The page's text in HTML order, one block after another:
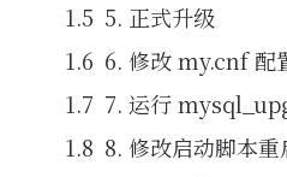
5. 正式升级
6. 修改 my.cnf 配
7. 运行
8. 修改启动脚本